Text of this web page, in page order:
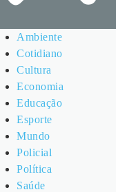
Ambiente
Cotidiano
Cultura
Economia
Educação
Esporte
Mundo
Policial
Política
Saúde